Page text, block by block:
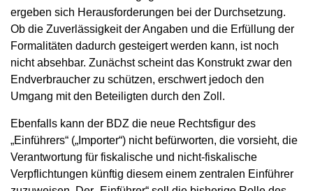
ergeben sich Herausforderungen bei der Durchsetzung.
Ob die Zuverlässigkeit der Angaben und die Erfüllung der
Formalitäten dadurch gesteigert werden kann, ist noch
nicht absehbar. Zunächst scheint das Konstrukt zwar den
Endverbraucher zu schützen, erschwert jedoch den
Umgang mit den Beteiligten durch den Zoll.
Ebenfalls kann der BDZ die neue Rechtsfigur des
„Einführers“ („Importer“) nicht befürworten, die vorsieht, die
Verantwortung für fiskalische und nicht-fiskalische
Verpflichtungen künftig diesem einem zentralen Einführer